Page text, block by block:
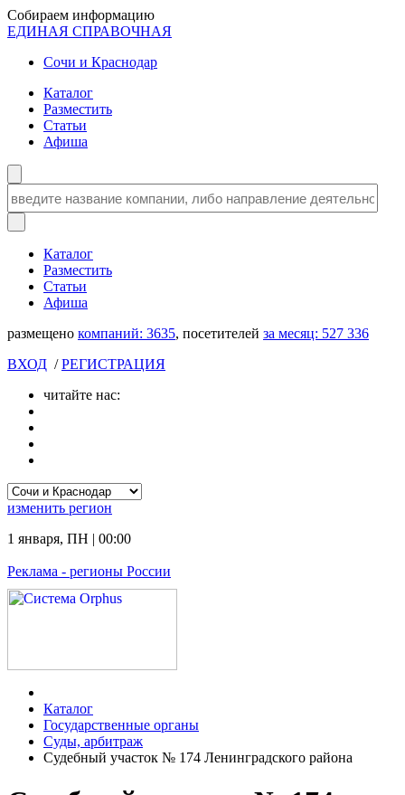
Собираем информацию
ЕДИНАЯ СПРАВОЧНАЯ
Сочи и Краснодар
Каталог
Разместить
Статьи
Афиша
Каталог
Разместить
Статьи
Афиша
размещено компаний: 3635, посетителей за месяц: 527 336
ВХОД /РЕГИСТРАЦИЯ
читайте нас:
изменить регион
1 января, ПН | 00:00
Реклама - регионы России
Каталог
Государственные органы
Суды, арбитраж
Судебный участок № 174 Ленинградского района